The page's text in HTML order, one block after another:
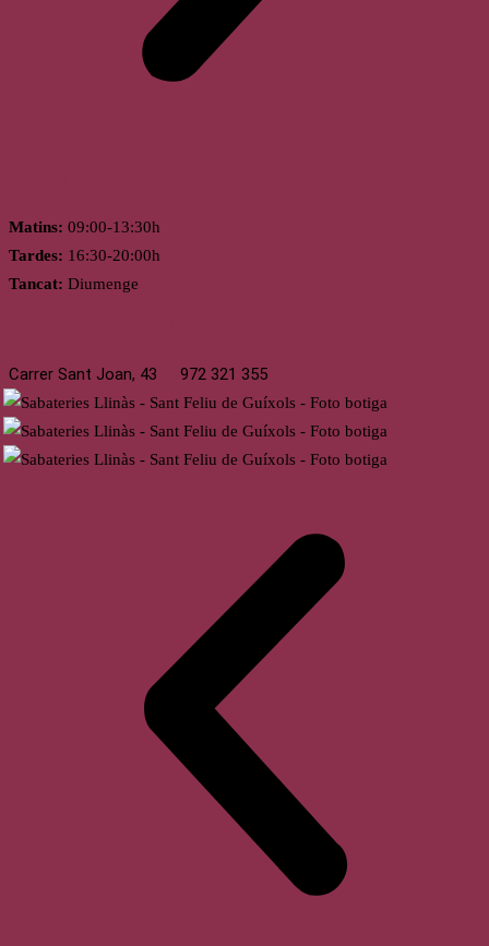
Matins: 09:00-13:30h
Tardes: 16:30-20:00h
Tancat: Diumenge
Carrer Sant Joan, 43 972 321 355